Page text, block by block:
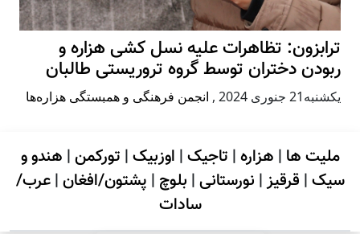
ترابزون: تظاهرات علیه نسل کشی هزاره و
ربودن دختران توسط گروه تروریستی طالبان
يكشنبه21 جنوری 2024 , انجمن فرهنگی و همبستگی هزاره‌ها
ملیت ها | هزاره| تاجیک| اوزبیک| تورکمن| هندو و
سیک| قرقیز| نورستانی| بلوچ | پشتون/افغان|عرب/
سادات